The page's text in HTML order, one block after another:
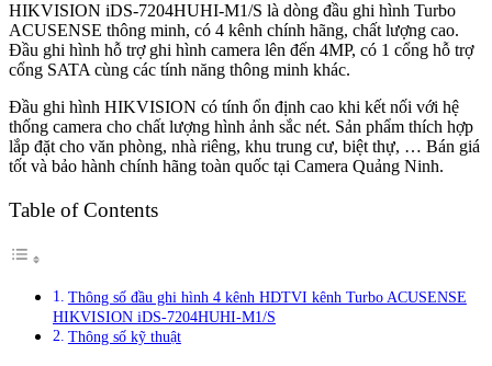
HIKVISION iDS-7204HUHI-M1/S là dòng đầu ghi hình Turbo
ACUSENSE thông minh, có 4 kênh chính hãng, chất lượng cao.
Đầu ghi hình hỗ trợ ghi hình camera lên đến 4MP, có 1 cổng hỗ trợ
cổng SATA cùng các tính năng thông minh khác.
Đầu ghi hình HIKVISION có tính ổn định cao khi kết nối với hệ
thống camera cho chất lượng hình ảnh sắc nét. Sản phẩm thích hợp
lắp đặt cho văn phòng, nhà riêng, khu trung cư, biệt thự, … Bán giá
tốt và bảo hành chính hãng toàn quốc tại Camera Quảng Ninh.
Table of Contents
Thông số đầu ghi hình 4 kênh HDTVI kênh Turbo ACUSENSE
HIKVISION iDS-7204HUHI-M1/S
Thông số kỹ thuật